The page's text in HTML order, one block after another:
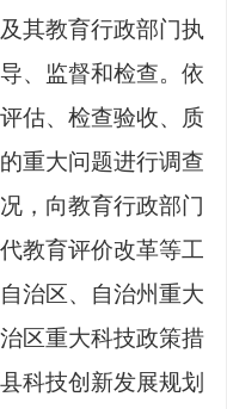
其教育行政部门执
、监督和检查。依
估、检查验收、质
重大问题进行调查
，向教育行政部门
教育评价改革等工
治区、自治州重大
区重大科技政策措
科技创新发展规划